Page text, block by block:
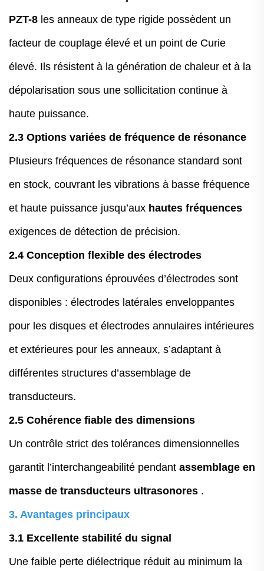
PZT-8 les anneaux de type rigide possèdent un
facteur de couplage élevé et un point de Curie
élevé. Ils résistent à la génération de chaleur et à la
dépolarisation sous une sollicitation continue à
haute puissance.
2.3 Options variées de fréquence de résonance
Plusieurs fréquences de résonance standard sont
en stock, couvrant les vibrations à basse fréquence
et haute puissance jusqu’aux hautes fréquences
exigences de détection de précision.
2.4 Conception flexible des électrodes
Deux configurations éprouvées d’électrodes sont
disponibles : électrodes latérales enveloppantes
pour les disques et électrodes annulaires intérieures
et extérieures pour les anneaux, s’adaptant à
différentes structures d’assemblage de
transducteurs.
2.5 Cohérence fiable des dimensions
Un contrôle strict des tolérances dimensionnelles
garantit l’interchangeabilité pendant assemblage en
masse de transducteurs ultrasonores .
3. Avantages principaux
3.1 Excellente stabilité du signal
Une faible perte diélectrique réduit au minimum la